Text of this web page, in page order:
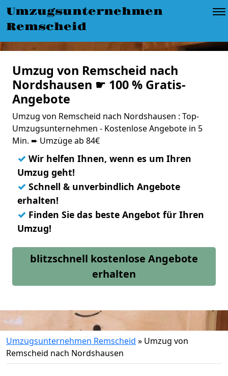
Umzugsunternehmen
Remscheid
Umzug von Remscheid nach
Nordshausen ☛ 100 % Gratis-
Angebote
Umzug von Remscheid nach Nordshausen : Top-
Umzugsunternehmen - Kostenlose Angebote in 5
Min. ➨ Umzüge ab 84€
✓ Wir helfen Ihnen, wenn es um Ihren
Umzug geht!
✓ Schnell & unverbindlich Angebote
erhalten!
✓ Finden Sie das beste Angebot für Ihren
Umzug!
blitzschnell kostenlose Angebote
erhalten
Umzugsunternehmen Remscheid » Umzug von
Remscheid nach Nordshausen